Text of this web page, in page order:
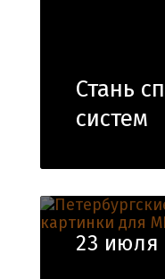
Стань
систем
23 июля